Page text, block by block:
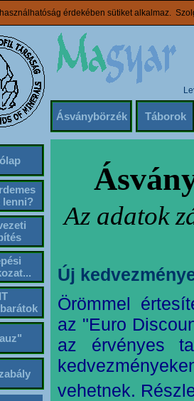
érdekében sütiket alkalmaz.
Ásványbörzék Táborok
lenni?
Az adatok
Új
Örömmel
az "Euro
az érvényes
vehetnek.